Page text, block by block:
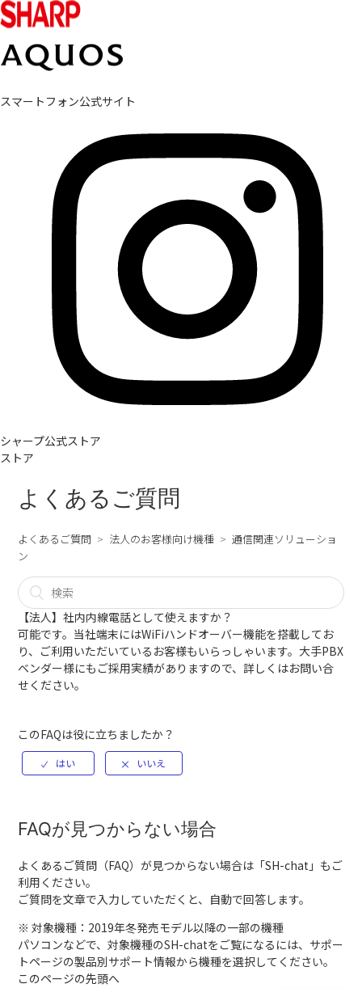
スマートフォン公式サイト
シャープ公式ストア
ストア
よくあるご質問
よくあるご質問 法人のお客様向け機種
通信関連ソリューショ
ン
【法人】社内内線電話として使えますか？
可能です。当社端末にはWiFiハンドオーバー機能を搭載してお
り、ご利用いただいているお客様もいらっしゃいます。大手PBX
ベンダー様にもご採用実績がありますので、詳しくはお問い合
せ ください。
このFAQは役に立ちましたか？
FAQが見つからない場合
よくあるご質問（FAQ）が見つからない場合は「SH-chat 」もご
利用ください。
ご質問を文章で入力していただくと、自動で回答します。
※ 対象機種：2019年冬発売モデル以降の一部の機種
パソコンなどで、対象機種のSH-chatをご覧になるには、サポー
トページの製品別サポート情報から機種を選択してください。
このページの先頭へ